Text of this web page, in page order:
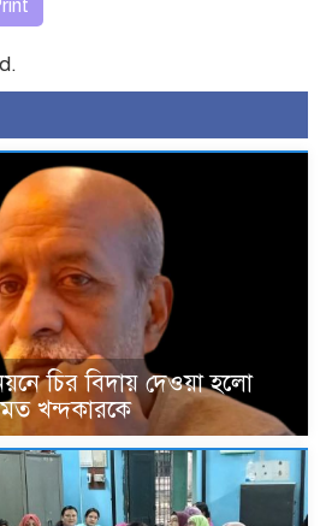
চির বিদায় দেওয়া হলো
খন্দকারকে